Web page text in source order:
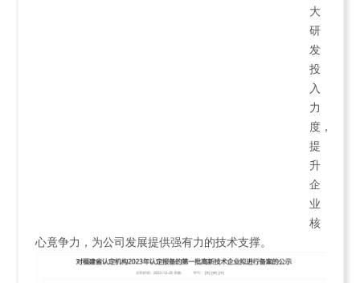
大
研
发
投
入
力
度，
提
升
企
业
核
心竟争力，为公司发展提供强有力的技术支撑。